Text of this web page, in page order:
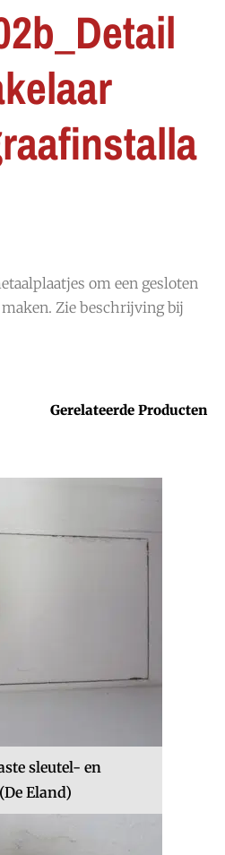
om een gesloten
Zie beschrijving bij
Gerelateerde Producten
sleutel- en
Eland)